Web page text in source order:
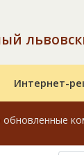
Интернет-